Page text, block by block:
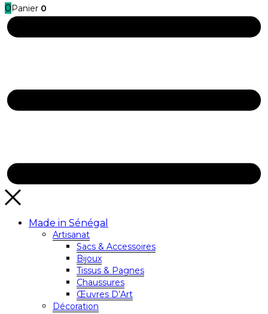
0 Panier 0
Made in Sénégal
Artisanat
Sacs & Accessoires
Bijoux
Tissus & Pagnes
Chaussures
Œuvres D’Art
Décoration